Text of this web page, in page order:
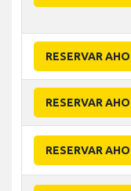
RESERVAR
RESERVAR
RESERVAR